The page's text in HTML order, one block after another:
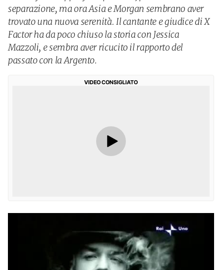
separazione, ma ora Asia e Morgan sembrano aver
trovato una nuova serenità. Il cantante e giudice di X
Factor ha da poco chiuso la storia con Jessica
Mazzoli, e sembra aver ricucito il rapporto del
passato con la Argento.
VIDEO CONSIGLIATO